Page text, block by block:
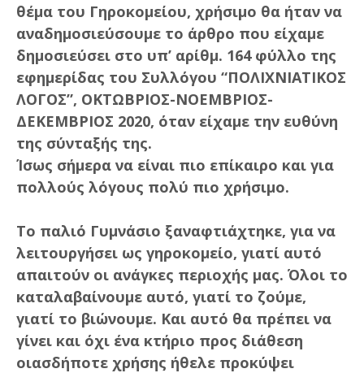
θέμα του Γηροκομείου, χρήσιμο θα ήταν να
αναδημοσιεύσουμε το άρθρο που είχαμε
δημοσιεύσει στο υπ’ αρίθμ. 164 φύλλο της
εφημερίδας του Συλλόγου “ΠΟΛΙΧΝΙΑΤΙΚΟΣ
ΛΟΓΟΣ”, ΟΚΤΩΒΡΙΟΣ-ΝΟΕΜΒΡΙΟΣ-
ΔΕΚΕΜΒΡΙΟΣ 2020, όταν είχαμε την ευθύνη
της σύνταξής της.
Ίσως σήμερα να είναι πιο επίκαιρο και για
πολλούς λόγους πολύ πιο χρήσιμο.
Το παλιό Γυμνάσιο ξαναφτιάχτηκε, για να
λειτουργήσει ως γηροκομείο, γιατί αυτό
απαιτούν οι ανάγκες περιοχής μας. Όλοι το
καταλαβαίνουμε αυτό, γιατί το ζούμε,
γιατί το βιώνουμε. Και αυτό θα πρέπει να
γίνει και όχι ένα κτήριο προς διάθεση
οιασδήποτε χρήσης ήθελε προκύψει